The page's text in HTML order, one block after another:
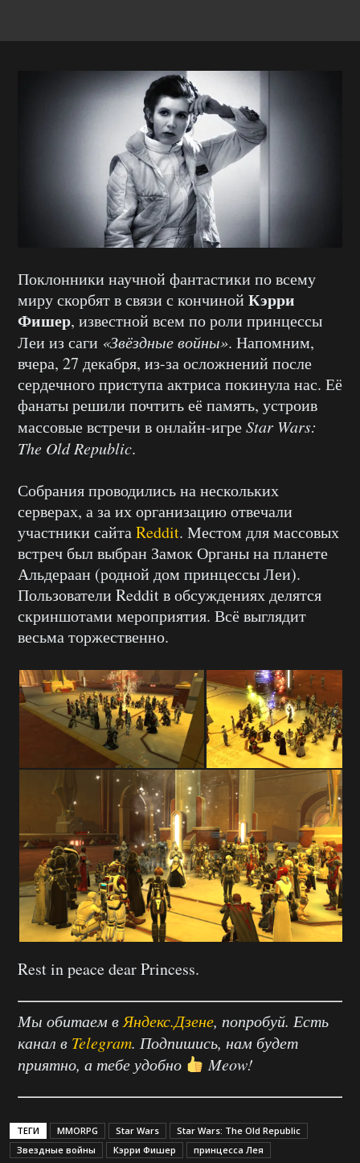
Поклонники научной фантастики по всему
миру скорбят в связи с кончиной Кэрри
Фишер, известной всем по роли принцессы
Леи из саги «Звёздные войны». Напомним,
вчера, 27 декабря, из-за осложнений после
сердечного приступа актриса покинула нас. Её
фанаты решили почтить её память, устроив
массовые встречи в онлайн-игреStar Wars:
The Old Republic.
Собрания проводились на нескольких
серверах, а за их организацию отвечали
участники сайтаReddit. Местом для массовых
встреч был выбран Замок Органы на планете
Альдераан (родной дом принцессы Леи).
Пользователи Reddit в обсуждениях делятся
скриншотами мероприятия. Всё выглядит
весьма торжественно.
Rest in peace dear Princess.
Мы обитаем в Яндекс.Дзене, попробуй. Есть
канал в Telegram. Подпишись, нам будет
приятно, а тебе удобно
Meow!
ТЕГИ MMORPG Star Wars
Star Wars: The Old Republic
Звездные войны
Кэрри Фишер принцесса Лея